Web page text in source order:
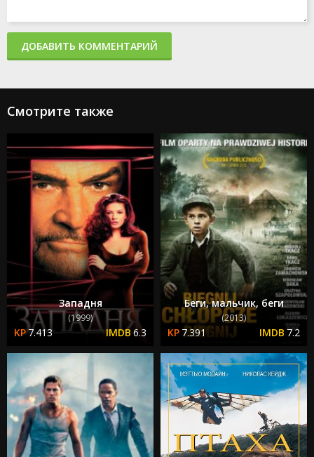
ДОБАВИТЬ КОММЕНТАРИЙ
Смотрите также
Западня
(1999)
7.413 6.3
Беги, мальчик, беги
(2013)
7.391 7.2